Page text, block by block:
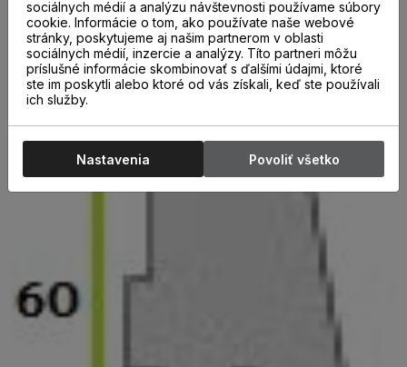
urýchľuje montáž líšt, ale aj chráni miesta spojov pred
poškodením.Pri objednávke treba upresniť počet
jednotlivých prvkov.Špeciálny systém montáže líšt na
klipy umožňuje namontovať lišty bez viditeľných skrutiek,
čo ešte viac umocňuje elegantný vzhľad týchto líšt.
Takáto montáž zároveň umožňuje jednoduchú demontáž
a opätovnú montáž líšt . Ďaľšia, rýchlejšia a jednoduchšia
možnosť uchytenia líšt je pomocou lepidla.
sociálnych médií a analýzu návštevnosti používame súbory
cookie. Informácie o tom, ako používate naše webové
stránky, poskytujeme aj našim partnerom v oblasti
sociálnych médií, inzercie a analýzy. Títo partneri môžu
príslušné informácie skombinovať s ďalšími údajmi, ktoré
ste im poskytli alebo ktoré od vás získali, keď ste používali
ich služby.
Nastavenia Povoliť všetko